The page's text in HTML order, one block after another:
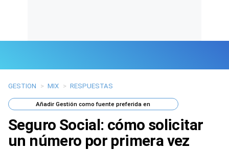
Últimas Noticias
Mi Bolsillo
Respuestas
GESTION > MIX > RESPUESTAS
AñadirGestión como fuente preferida en
Seguro Social: cómo solicitar
un número por primera vez